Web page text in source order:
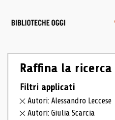
Raffina la ricerca
Filtri applicati
Autori: Alessandro Leccese
Autori: Giulia Scarcia